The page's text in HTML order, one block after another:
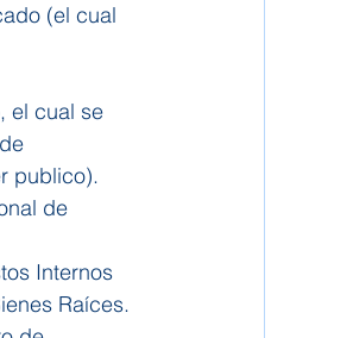
(el cual
el cual se
publico).
de
Internos
Raíces.